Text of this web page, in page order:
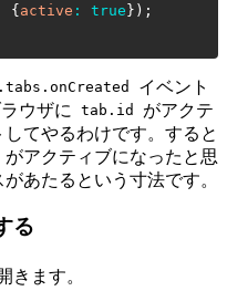
{active : true} ) ;
イベント
ウザに
tab.id
がアクテ
てやるわけです。すると
がアクティブになったと思
あたるという寸法です。
る
きます。